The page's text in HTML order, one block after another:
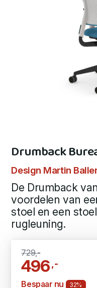
Drumback
Design Martin
De Drumback
voordelen van
stoel en een
rugleuning.
729,-
496,-
Bespaar nu 32%